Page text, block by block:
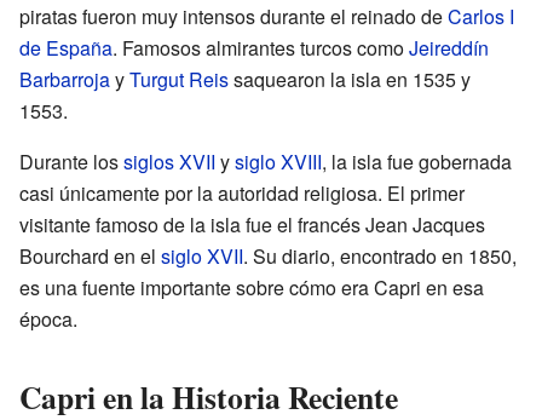
piratas fueron muy intensos durante el reinado deCarlos I
de España. Famosos almirantes turcos comoJeireddín
BarbarrojayTurgut Reissaquearon la isla en 1535 y
1553.
Durante lossiglos XVII ysiglo XVIII, la isla fue gobernada
casi únicamente por la autoridad religiosa. El primer
visitante famoso de la isla fue el francés Jean Jacques
Bourchard en el siglo XVII. Su diario, encontrado en 1850,
es una fuente importante sobre cómo era Capri en esa
época.
Capri en la Historia Reciente